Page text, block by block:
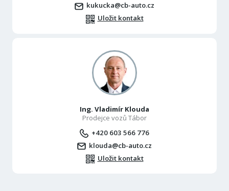
kukucka@cb-auto.cz
Uložit kontakt
Ing. Vladimír Klouda
Prodejce vozů Tábor
+420 603 566 776
klouda@cb-auto.cz
Uložit kontakt